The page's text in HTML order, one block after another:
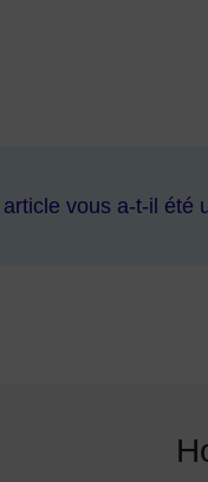
vous a-t-il été